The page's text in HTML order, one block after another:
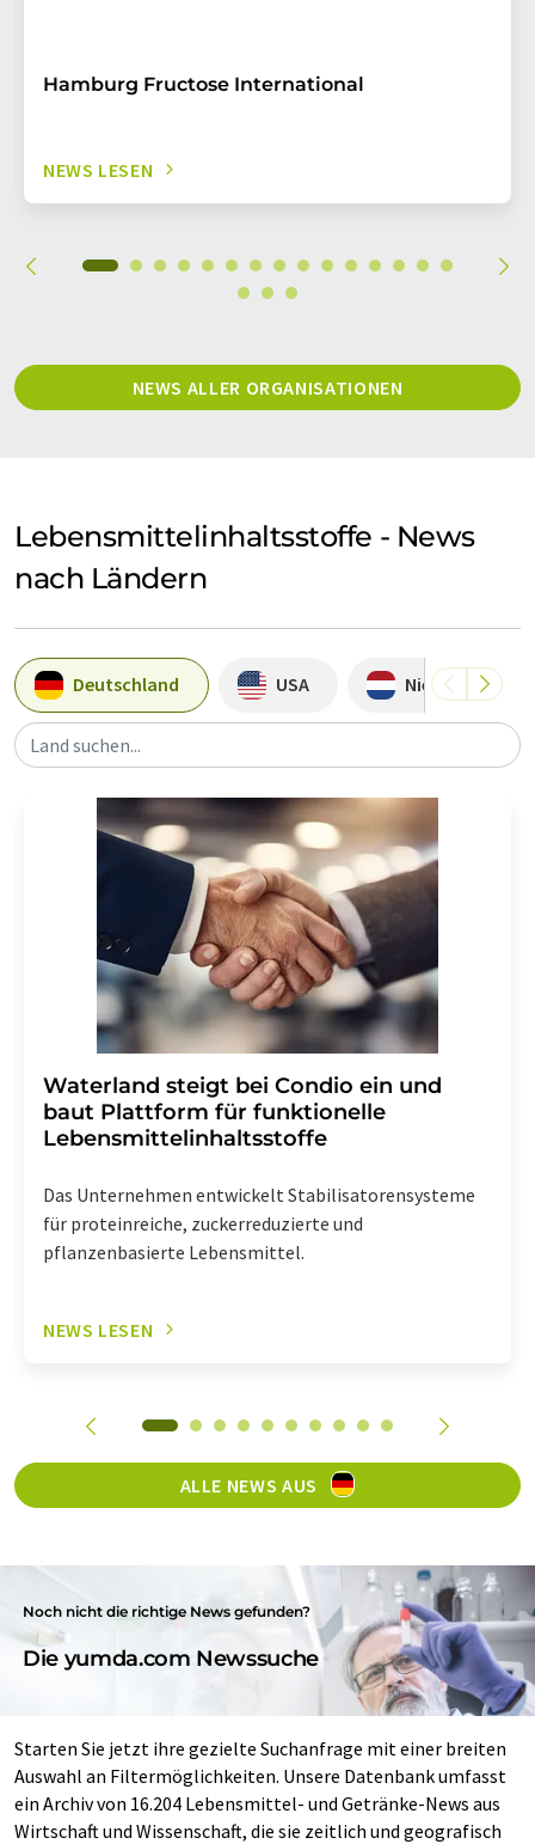
Hamburg Fructose International
NEWS LESEN
NEWS ALLER ORGANISATIONEN
Lebensmittelinhaltsstoffe - News
nach Ländern
Deutschland USA Niederlande
Land suchen...
Waterland steigt bei Condio ein und
baut Plattform für funktionelle
Lebensmittelinhaltsstoffe
Das Unternehmen entwickelt Stabilisatorensysteme
für proteinreiche, zuckerreduzierte und
pflanzenbasierte Lebensmittel.
NEWS LESEN
ALLE NEWS AUS
Noch nicht die richtige News gefunden?
Die yumda.com Newssuche
Starten Sie jetzt ihre gezielte Suchanfrage mit einer breiten
Auswahl an Filtermöglichkeiten. Unsere Datenbank umfasst
ein Archiv von 16.204 Lebensmittel- und Getränke-News aus
Wirtschaft und Wissenschaft, die sie zeitlich und geografisch